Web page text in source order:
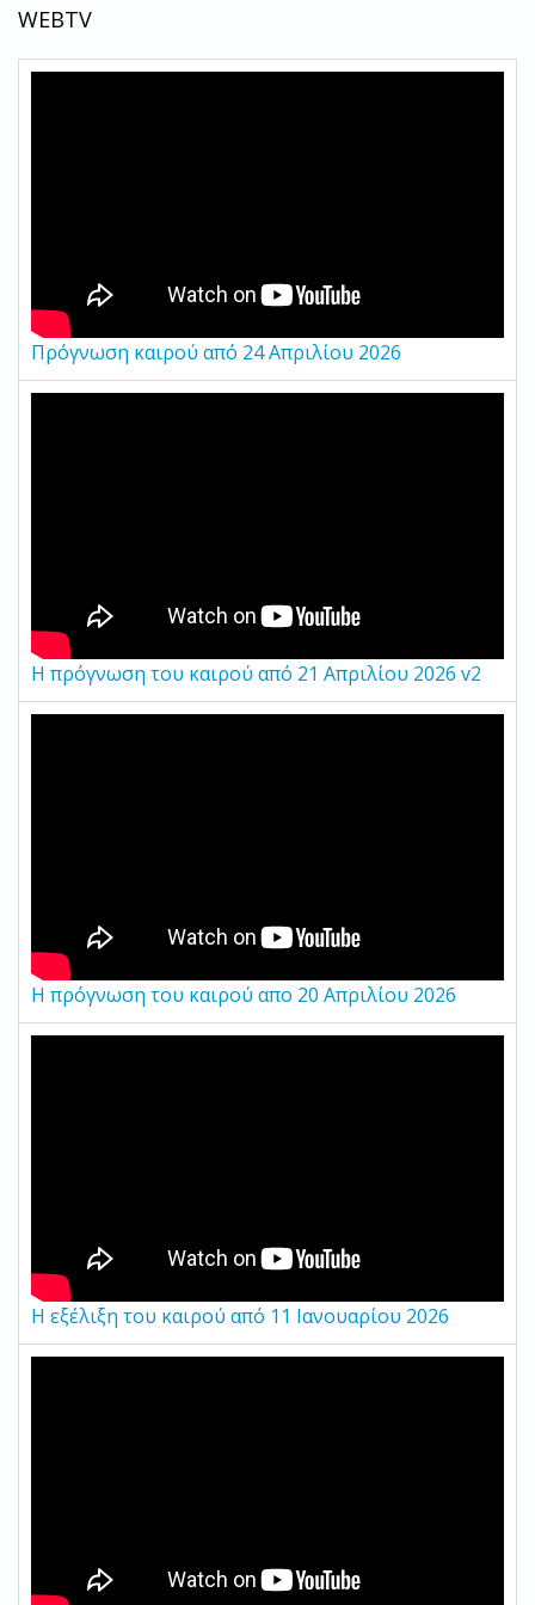
WEBTV
Πρόγνωση καιρού από 24 Απριλίου 2026
Η πρόγνωση του καιρού από 21 Απριλίου 2026 v2
Η πρόγνωση του καιρού απο 20 Απριλίου 2026
Η εξέλιξη του καιρού από 11 Ιανουαρίου 2026